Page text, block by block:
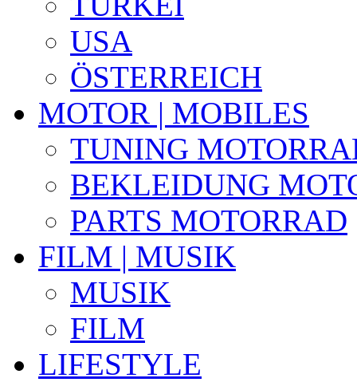
USA
ÖSTERREICH
MOTOR | MOBILES
TUNING
BEKLEIDUNG
PARTS MOTORRAD
FILM | MUSIK
MUSIK
FILM
LIFESTYLE